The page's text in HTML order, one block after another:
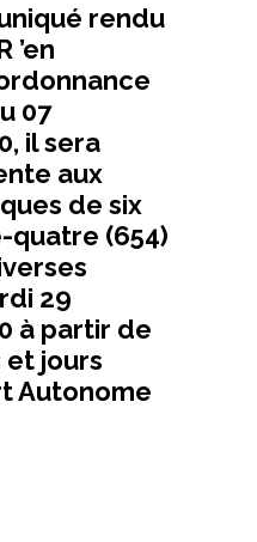
rendu
’en
07
il sera
aux
de six
quatre (654)
29
à partir de
et jours
Autonome